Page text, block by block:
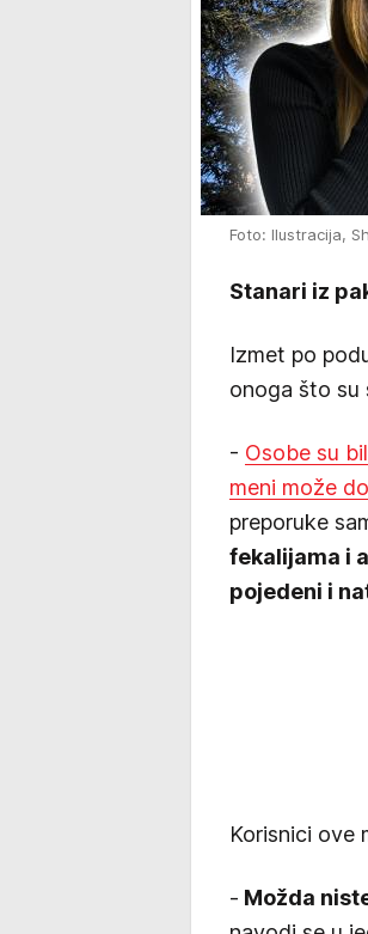
Foto: Ilustracija,
Stanari iz
Izmet po
onoga što su
- Osobe su
meni može
preporuke
fekalijama i
pojedeni i
Korisnici ove
- Možda